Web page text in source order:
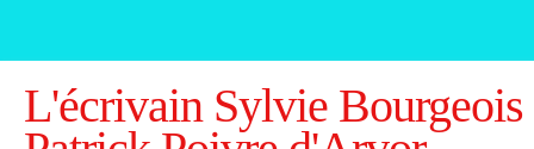
L'écrivain Sylvie Bourgeois